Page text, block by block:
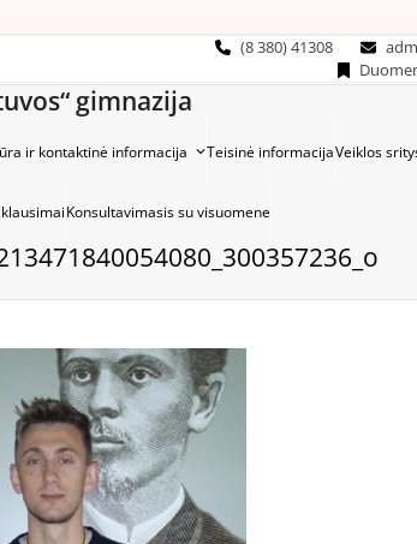
(8 380) 41308
gimnazija
ir kontaktinė informacija Teisinė informacijaVeiklos
Konsultavimasis su visuomene